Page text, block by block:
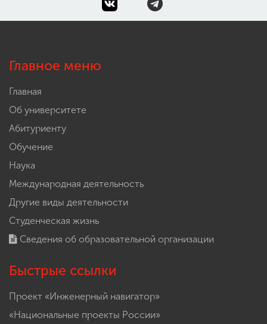
Главное меню
Главная
Об университете
Абитуриенту
Обучение
Наука
Международная деятельность
Другие виды деятельности
Студенческая жизнь
Сведения об образовательной организации
Быстрые ссылки
Проект «Инженерный навигатор»
«Национальные проекты России»